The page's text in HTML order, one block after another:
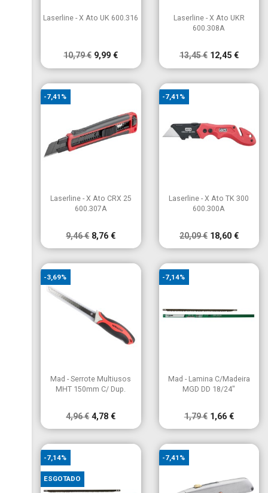
Vista rápida
Laserline - X Ato UK 600.316
10,79 € 9,99 €
Vista rápida
Laserline - X Ato UKR
600.308A
13,45 € 12,45 €
Vista rápida
Laserline - X Ato CRX 25
600.307A
9,46 € 8,76 €
-7,41%
Vista rápida
Laserline - X Ato TK 300
600.300A
20,09 € 18,60 €
-7,41%
Vista rápida
Mad - Serrote Multiusos
MHT 150mm C/ Dup.
4,96 € 4,78 €
-3,69%
Vista rápida
Mad - Lamina C/Madeira
MGD DD 18/24"
1,79 € 1,66 €
-7,14%
-7,14%
ESGOTADO
-7,41%